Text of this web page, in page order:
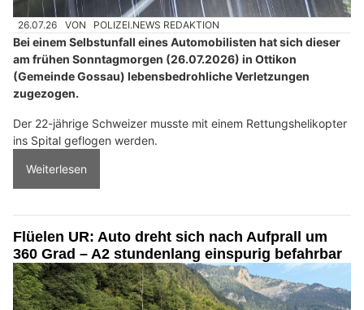
26.07.26 VON POLIZEI.NEWS REDAKTION
Bei einem Selbstunfall eines Automobilisten hat sich dieser
am frühen Sonntagmorgen (26.07.2026) in Ottikon
(Gemeinde Gossau) lebensbedrohliche Verletzungen
zugezogen.
Der 22-jährige Schweizer musste mit einem Rettungshelikopter
ins Spital geflogen werden.
Weiterlesen
Flüelen UR: Auto dreht sich nach Aufprall um
360 Grad – A2 stundenlang einspurig befahrbar